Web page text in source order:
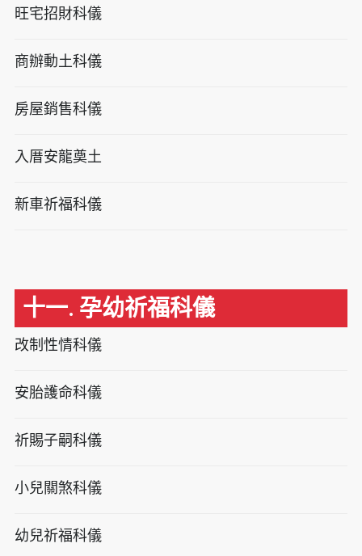
旺宅招財科儀
商辦動土科儀
房屋銷售科儀
入厝安龍奠土
新車祈福科儀
十一. 孕幼祈福科儀
改制性情科儀
安胎護命科儀
祈賜子嗣科儀
小兒關煞科儀
幼兒祈福科儀